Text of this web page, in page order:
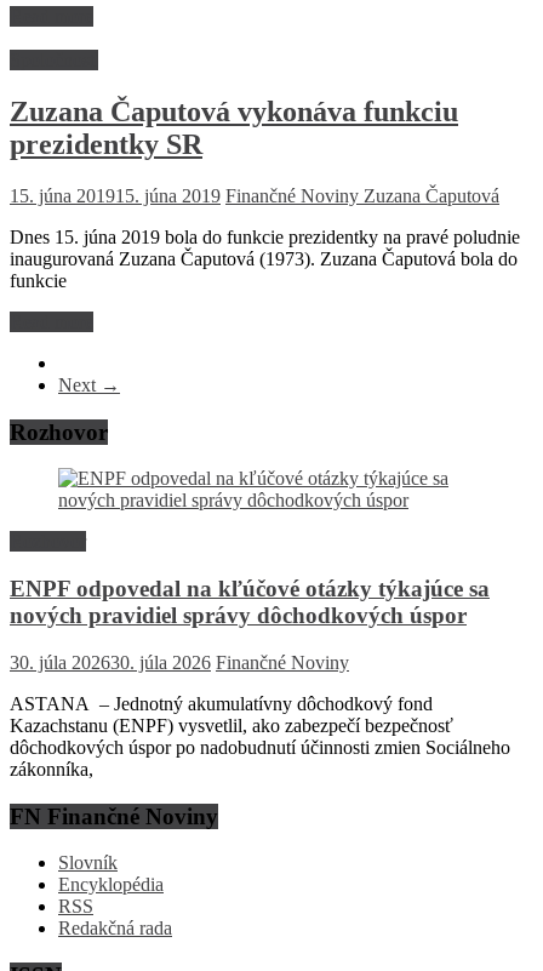
Zuzana Čaputová vykonáva funkciu
prezidentky SR
15. júna 201915. júna 2019 Finančné Noviny Zuzana Čaputová
Dnes 15. júna 2019 bola do funkcie prezidentky na pravé poludnie
inaugurovaná Zuzana Čaputová (1973). Zuzana Čaputová bola do
funkcie
Next →
Rozhovor
ENPF odpovedal na kľúčové otázky týkajúce sa
nových pravidiel správy dôchodkových úspor
30. júla 202630. júla 2026 Finančné Noviny
ASTANA – Jednotný akumulatívny dôchodkový fond
Kazachstanu (ENPF) vysvetlil, ako zabezpečí bezpečnosť
dôchodkových úspor po nadobudnutí účinnosti zmien Sociálneho
zákonníka,
FN Finančné Noviny
Slovník
Encyklopédia
RSS
Redakčná rada